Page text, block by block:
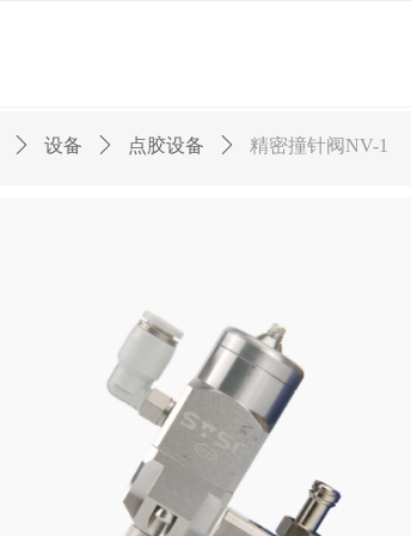
ꄲ 设备 ꄲ 点胶设备 ꄲ 精密撞针阀NV-1